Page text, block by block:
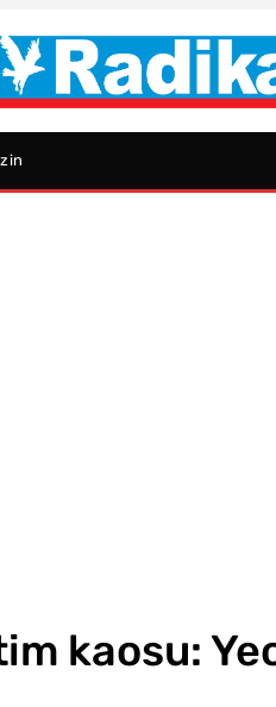
kaosu: